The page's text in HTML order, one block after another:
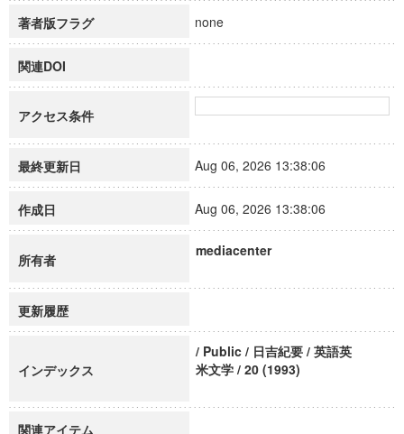
著者版フラグ none
関連DOI
アクセス条件
最終更新日 Aug 06, 2026 13:38:06
作成日 Aug 06, 2026 13:38:06
所有者
mediacenter
更新履歴
インデックス
/ Public / 日吉紀要 / 英語英
米文学 / 20 (1993)
関連アイテム